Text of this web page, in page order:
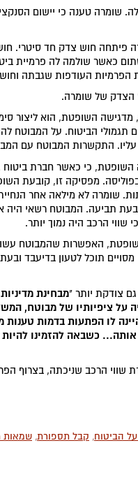
טענה כי יישום
פיתחה חוש צדק חד סיטרי.
כאשר שולמה לה פרמיית
העודפות שגבתה
הצדק של שומרה.
מדגישה השופטת, הוא
הביטוח. על המבוטח
עליו. התקשרות המבוטח עם
כי כאשר חברת ביטוח
מפסיקה זו, קובעת
שומרה לא מילאה אחר
תביעה. המבוטח רשאי
הרכב היה נמוך יותר.
האפשרות שהמבוטח
תוכל לטעון בדיעבד
צודקת יותר "מבחינת
על ציפיותיו של מבוטח,
לו הפתעות בדמות טענות
אותה... כשבאה להזמינו
שווי הרכב שניכתה, בצרוף
הביטוח, קבל תספורת, שמאות